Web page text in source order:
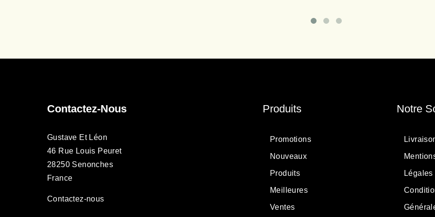
Contactez-Nous
Gustave Et Léon
46 Rue Louis Peuret
28250 Senonches
France
Contactez-nous
Produits
Promotions
Nouveaux
Produits
Meilleures
Ventes
Notre
Légales